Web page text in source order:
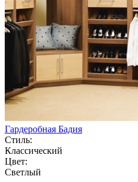
Гардеробная Бадия
Стиль:
Классический
Цвет:
Светлый